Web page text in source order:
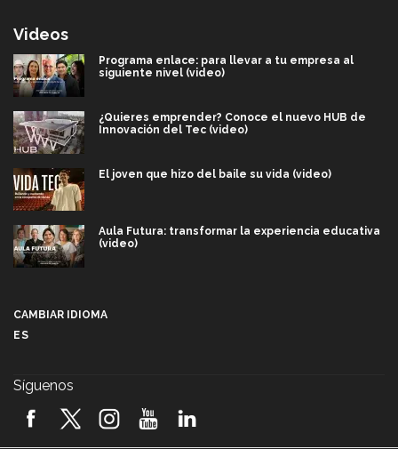
Videos
Programa enlace: para llevar a tu empresa al
siguiente nivel (video)
¿Quieres emprender? Conoce el nuevo HUB de
Innovación del Tec (video)
El joven que hizo del baile su vida (video)
Aula Futura: transformar la experiencia educativa
(video)
2026! (video)
CAMBIAR IDIOMA
ES
Síguenos